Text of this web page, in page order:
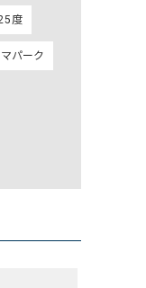
prit（プリット）
PUMA（プーマ）
度
パーク